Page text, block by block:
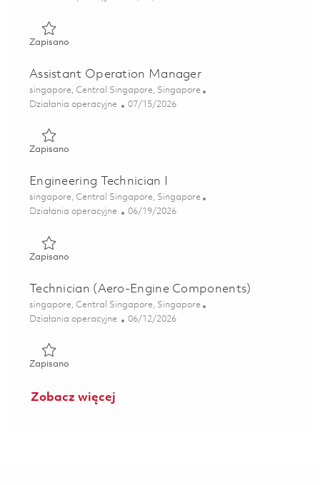
ZapisanoZapisano Trainee Technician 01863874
Assistant Operation Manager
Lokalizacja
singapore, Central Singapore, Singapore
Kategoria
Działania operacyjne Posted Date
07/15/2026
ZapisanoZapisano Assistant Operation Manager 01857932
Engineering Technician I
Lokalizacja
singapore, Central Singapore, Singapore
Kategoria
Działania operacyjne Posted Date
06/19/2026
ZapisanoZapisano Engineering Technician I 01852951
Technician (Aero-Engine Components)
Lokalizacja
singapore, Central Singapore, Singapore
Kategoria
Działania operacyjne Posted Date
06/12/2026
ZapisanoZapisano Technician (Aero-Engine Components) 01823145
Zobacz więcej